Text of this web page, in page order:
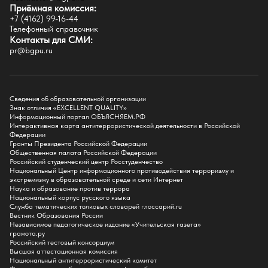
Естественно-географический факультет
Историко-филологический факультет
Факультет иностранных языков
Факультет педагогики и психологии
Факультет физической культуры и спорта
Подготовительное отделение для иностранных граждан
Поступление
Приемная комиссия
Поступай в БГПУ
Специальности и направления
Списки поступающих
Приказы о зачислении
Полезные материалы
Общежитие
Информация о целевом обучении
Обркредит в СПО
Бакалавриат
Магистратура
Аспирантура
СПО
Правила приема на Бакалавриат
Правила приема на Магистратуру
Приёмная комиссия:
+7 (4162) 99-16-44
Телефонный справочник
Контакты для СМИ:
pr@bgpu.ru
Сведения об образовательной организации
Знак отличия «EXCELLENT QUALITY»
Информационный портал ОБЪЯСНЯЕМ.РФ
Интерактивная карта антитеррористической деятельности в Российской
Федерации
Гранты Президента Российской Федерации
Общественная палата Российской Федерации
Российский студенческий центр Росстуденчество
Национальный Центр информационного противодействия терроризму и
экстремизму в образовательной среде и сети Интернет
Наука и образование против террора
Национальный корпус русского языка
Служба тематических толковых словарей глоссарий.ru
Вестник Образования России
Независимое педагогическое издание «Учительская газета»
грамота.ру
Российский тестовый консорциум
Высшая аттестационная комиссия
Национальный антитеррористический комитет